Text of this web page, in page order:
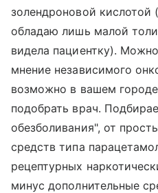
золендроновой кислотой
обладаю лишь малой
видела пациентку).
мнение независимого
возможно в вашем
подобрать врач.
обезболивания", от
средств типа
рецептурных
минус дополнительные